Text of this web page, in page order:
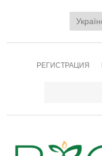
РЕГИСТРАЦИЯ